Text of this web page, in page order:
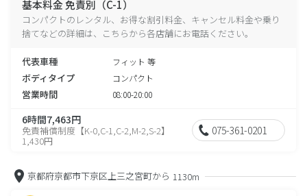
基本料金 免責別（C-1）
コンパクトのレンタル、お得な割引料金、キャンセル料金や乗り
捨てなどの詳細は、こちらから各店舗にお電話ください。
代表車種 フィット 等
ボディタイプ コンパクト
営業時間 08:00-20:00
6時間7,463円
免責補償制度【K-0,C-1,C-2,M-2,S-2】
1,430円
075-361-0201
京都府京都市下京区上三之宮町から 1130m